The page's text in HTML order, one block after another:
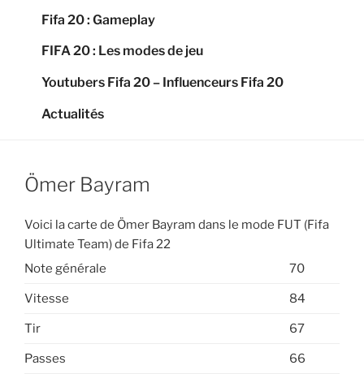
Fifa 20 : Gameplay
FIFA 20 : Les modes de jeu
Youtubers Fifa 20 – Influenceurs Fifa 20
Actualités
Ömer Bayram
Voici la carte de Ömer Bayram dans le mode FUT (Fifa
Ultimate Team) de Fifa 22
Note générale
70
Vitesse 84
Tir 67
Passes 66